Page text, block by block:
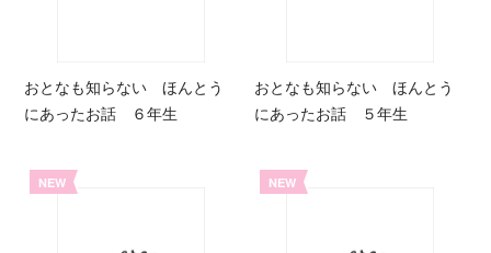
おとなも知らない ほんとう
にあったお話 ６年生
おとなも知らない ほんとう
にあったお話 ５年生
NEW NEW